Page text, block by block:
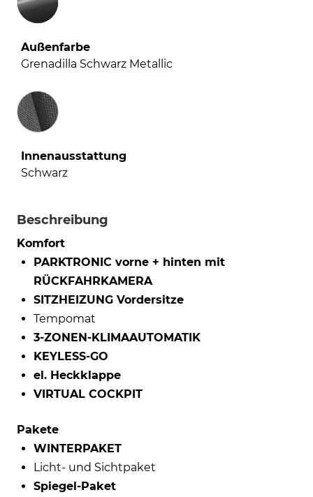
Außenfarbe
Grenadilla Schwarz Metallic
Innenausstattung
Innenausstattung
Schwarz
Beschreibung
Komfort
PARKTRONIC vorne + hinten mit
RÜCKFAHRKAMERA
SITZHEIZUNG Vordersitze
Tempomat
3-ZONEN-KLIMAAUTOMATIK
KEYLESS-GO
el. Heckklappe
VIRTUAL COCKPIT
Pakete
WINTERPAKET
Licht- und Sichtpaket
Spiegel-Paket